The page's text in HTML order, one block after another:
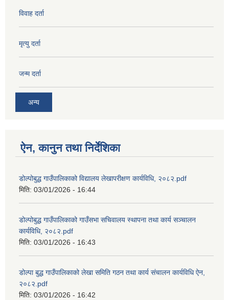
विवाह दर्ता
मृत्यु दर्ता
जन्म दर्ता
अन्य
ऐन, कानुन तथा निर्देशिका
डोल्पोबुद्ध गाउँपालिकाको विद्यालय लेखापरीक्षण कार्यविधि, २०८२.pdf
मिति: 03/01/2026 - 16:44
डोल्पोबुद्ध गाउँपालिकाको गाउँसभा सचिवालय स्थापना तथा कार्य सञ्चालन
कार्यविधि, २०८२.pdf
मिति: 03/01/2026 - 16:43
डोल्पा बुद्ध गाउँपालिकाको लेखा समिति गठन तथा कार्य संचालन कार्यविधि ऐन,
२०८२.pdf
मिति: 03/01/2026 - 16:42